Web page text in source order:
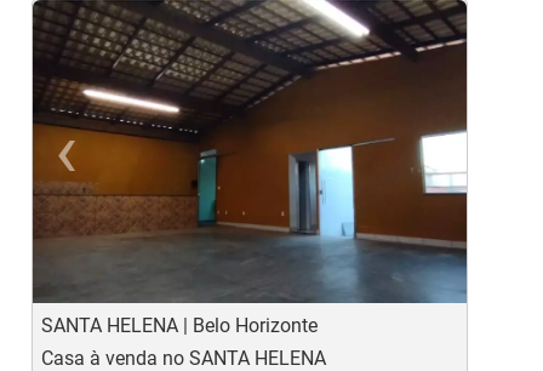
‹
Previous
›
SANTA HELENA | Belo Horizonte
Casa à venda no SANTA HELENA